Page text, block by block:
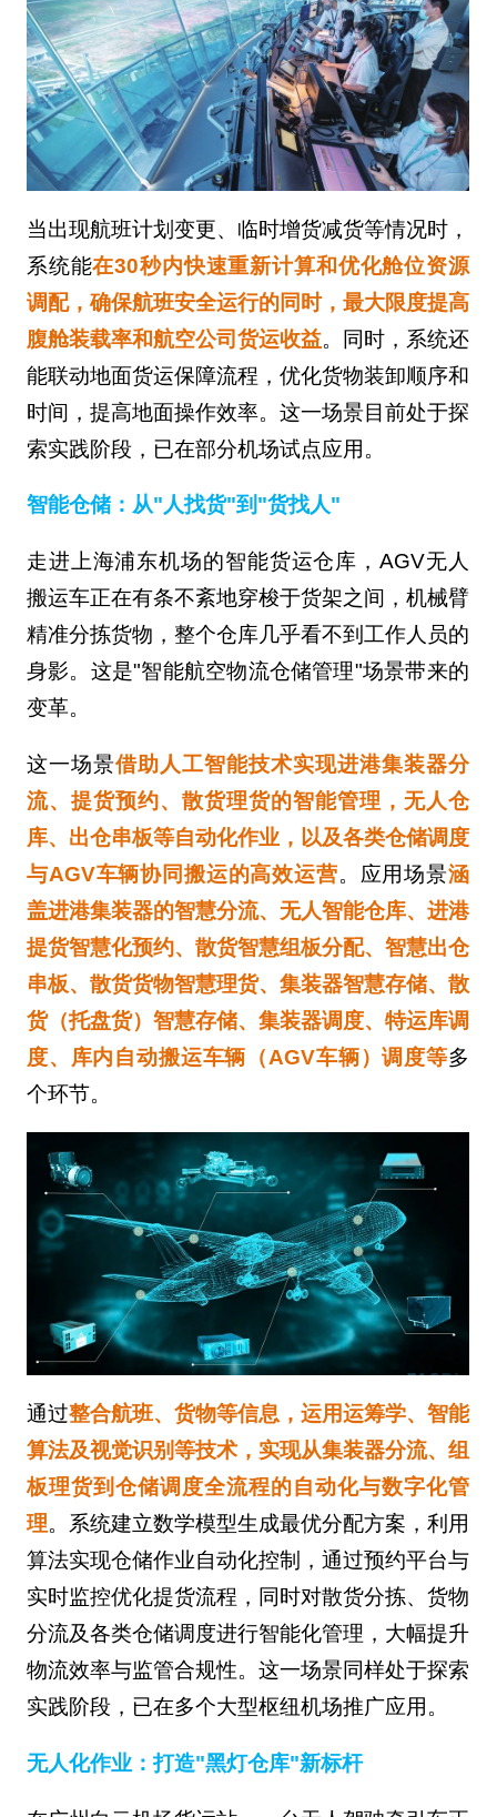
当出现航班计划变更、临时增货减货等情况时，
系统能在30秒内快速重新计算和优化舱位资源
调配，确保航班安全运行的同时，最大限度提高
腹舱装载率和航空公司货运收益。同时，系统还
能联动地面货运保障流程，优化货物装卸顺序和
时间，提高地面操作效率。这一场景目前处于探
索实践阶段，已在部分机场试点应用。
智能仓储：从"人找货"到"货找人"
走进上海浦东机场的智能货运仓库，AGV无人
搬运车正在有条不紊地穿梭于货架之间，机械臂
精准分拣货物，整个仓库几乎看不到工作人员的
身影。这是"智能航空物流仓储管理"场景带来的
变革。
这一场景借助人工智能技术实现进港集装器分
流、提货预约、散货理货的智能管理，无人仓
库、出仓串板等自动化作业，以及各类仓储调度
与AGV车辆协同搬运的高效运营。应用场景涵
盖进港集装器的智慧分流、无人智能仓库、进港
提货智慧化预约、散货智慧组板分配、智慧出仓
串板、散货货物智慧理货、集装器智慧存储、散
货（托盘货）智慧存储、集装器调度、特运库调
度、库内自动搬运车辆（AGV车辆）调度等多
个环节。
通过整合航班、货物等信息，运用运筹学、智能
算法及视觉识别等技术，实现从集装器分流、组
板理货到仓储调度全流程的自动化与数字化管
理。系统建立数学模型生成最优分配方案，利用
算法实现仓储作业自动化控制，通过预约平台与
实时监控优化提货流程，同时对散货分拣、货物
分流及各类仓储调度进行智能化管理，大幅提升
物流效率与监管合规性。这一场景同样处于探索
实践阶段，已在多个大型枢纽机场推广应用。
无人化作业：打造"黑灯仓库"新标杆